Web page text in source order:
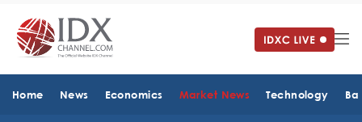
Home News Economics Market News Technology